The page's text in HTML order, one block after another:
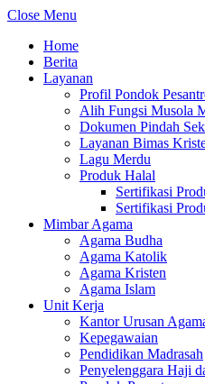
Close Menu
Home
Berita
Layanan
Profil Pondok
Alih Fungsi Musola
Dokumen Pindah
Layanan Bimas
Lagu Merdu
Produk Halal
Sertifikasi
Sertifikasi
Mimbar Agama
Agama Budha
Agama Katolik
Agama Kristen
Agama Islam
Unit Kerja
Kantor Urusan
Kepegawaian
Pendidikan Madrasah
Penyelenggara Haji